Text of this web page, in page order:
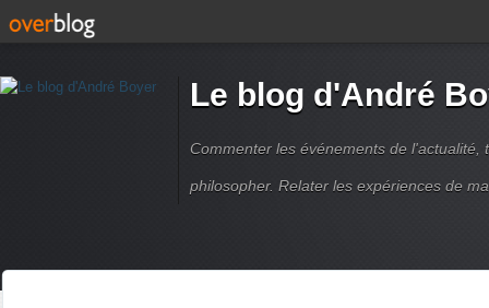
Le blog d'André
Commenter les événements de
philosopher. Relater les expériences de